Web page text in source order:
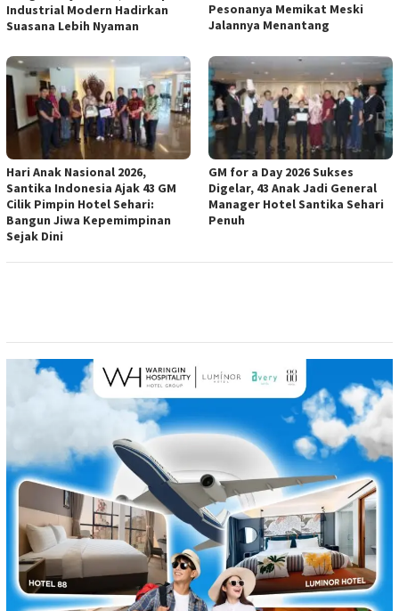
Industrial Modern Hadirkan
Suasana Lebih Nyaman
Pesonanya Memikat Meski
Jalannya Menantang
Hari Anak Nasional 2026,
Santika Indonesia Ajak 43 GM
Cilik Pimpin Hotel Sehari:
Bangun Jiwa Kepemimpinan
Sejak Dini
GM for a Day 2026 Sukses
Digelar, 43 Anak Jadi General
Manager Hotel Santika Sehari
Penuh